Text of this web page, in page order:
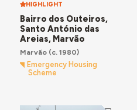
HIGHLIGHT
Bairro dos Outeiros,
Santo António das
Areias, Marvão
Marvão(c. 1980)
Emergency Housing
Scheme